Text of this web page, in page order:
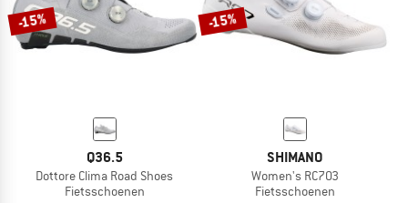
-15%
Q36.5
Dottore Clima Road Shoes
Fietsschoenen
-15%
SHIMANO
Women's RC703
Fietsschoenen